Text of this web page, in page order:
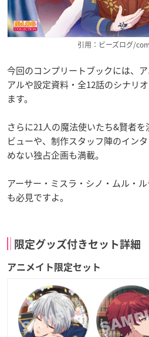
引用：ビーズログ/com
今回のコンプリートブックには、
アルや設定資料・全12話のシナリ
ます。
さらに21人の魔法使いたち&賢者
ビューや、制作スタッフ陣のイン
めない独占企画も満載。
アーサー・ミスラ・シノ・ムル・
も必見ですよ。
限定グッズ付きセット詳細
アニメイト限定セット